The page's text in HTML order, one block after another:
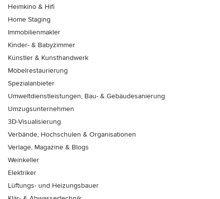
Heimkino & Hifi
Home Staging
Immobilienmakler
Kinder- & Babyzimmer
Künstler & Kunsthandwerk
Möbelrestaurierung
Spezialanbieter
Umweltdienstleistungen, Bau- & Gebäudesanierung
Umzugsunternehmen
3D-Visualisierung
Verbände, Hochschulen & Organisationen
Verlage, Magazine & Blogs
Weinkeller
Elektriker
Lüftungs- und Heizungsbauer